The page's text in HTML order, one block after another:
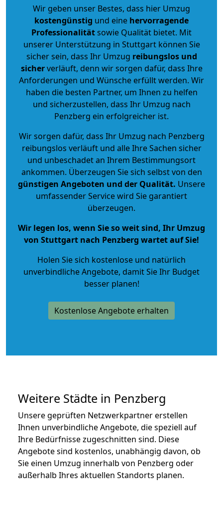
Wir geben unser Bestes, dass hier Umzug
kostengünstig und eine hervorragende
Professionalitätsowie Qualität bietet. Mit
unserer Unterstützung in Stuttgart können Sie
sicher sein, dass Ihr Umzug reibungslos und
sicherverläuft, denn wir sorgen dafür, dass Ihre
Anforderungen und Wünsche erfüllt werden. Wir
haben die besten Partner, um Ihnen zu helfen
und sicherzustellen, dass Ihr Umzug nach
Penzberg ein erfolgreicher ist.
Wir sorgen dafür, dass Ihr Umzug nach Penzberg
reibungslos verläuft und alle Ihre Sachen sicher
und unbeschadet an Ihrem Bestimmungsort
ankommen. Überzeugen Sie sich selbst von den
günstigen Angeboten und der Qualität. Unsere
umfassender Service wird Sie garantiert
überzeugen.
Wir legen los, wenn Sie so weit sind, Ihr Umzug
von Stuttgart nach Penzberg wartet auf Sie!
Holen Sie sich kostenlose und natürlich
unverbindliche Angebote, damit Sie Ihr Budget
besser planen!
Kostenlose Angebote erhalten
Weitere Städte in Penzberg
Unsere geprüften Netzwerkpartner erstellen
Ihnen unverbindliche Angebote, die speziell auf
Ihre Bedürfnisse zugeschnitten sind. Diese
Angebote sind kostenlos, unabhängig davon, ob
Sie einen Umzug innerhalb von Penzberg oder
außerhalb Ihres aktuellen Standorts planen.